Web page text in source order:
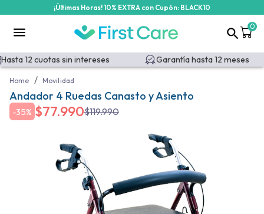
¡Últimas Horas! 10% EXTRA con Cupón: BLACK10
0
12 cuotas sin intereses Garantía hasta 12 meses
Home / Movilidad
Andador 4 Ruedas Canasto y Asiento
-35% $77.990$119.990